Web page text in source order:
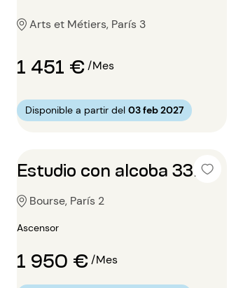
Arts et Métiers, París 3
1 451 €/Mes
Disponible a partir del 03 feb 2027
Estudio con alcoba 33m²
Bourse, París 2
Ascensor
1 950 €/Mes